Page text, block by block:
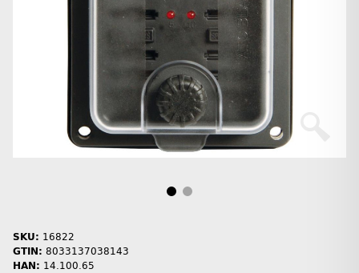
SKU: 16822
GTIN: 8033137038143
HAN: 14.100.65